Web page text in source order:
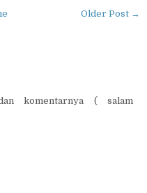
Older Post →
komentarnya ( salam